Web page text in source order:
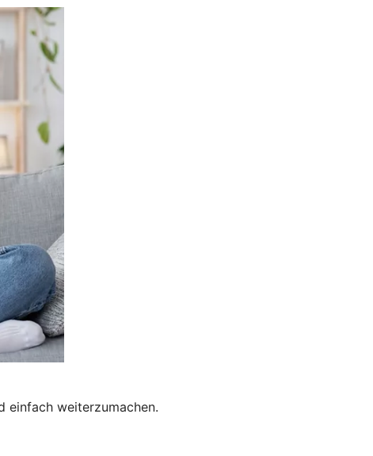
einfach weiterzumachen.